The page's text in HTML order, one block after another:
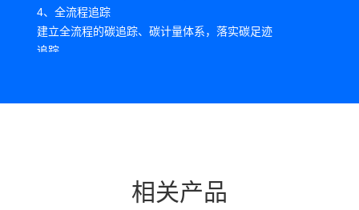
4、全流程追踪
建立全流程的碳追踪、碳计量体系，落实碳足迹
追踪。
相关产品